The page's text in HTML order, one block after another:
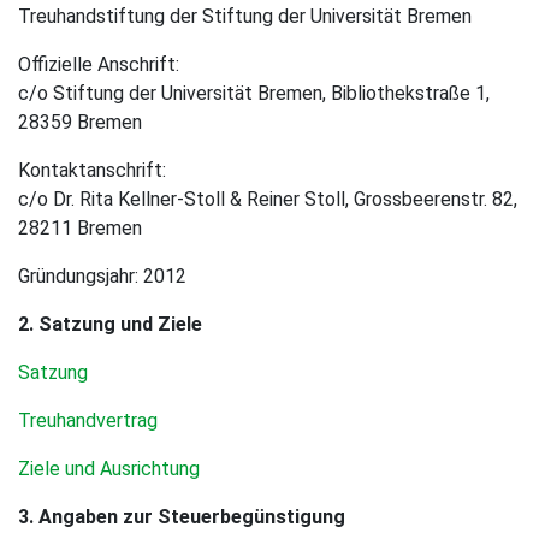
Treuhandstiftung der Stiftung der Universität Bremen
Offizielle Anschrift:
c/o Stiftung der Universität Bremen, Bibliothekstraße 1,
28359 Bremen
Kontaktanschrift:
c/o Dr. Rita Kellner-Stoll & Reiner Stoll, Grossbeerenstr. 82,
28211 Bremen
Gründungsjahr: 2012
2. Satzung und Ziele
Satzung
Treuhandvertrag
Ziele und Ausrichtung
3. Angaben zur Steuerbegünstigung